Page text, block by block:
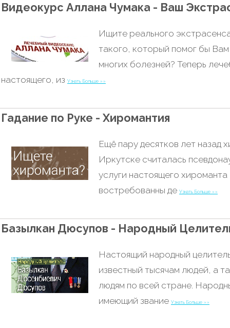
Видеокурс Аллана Чумака - Ваш
Ищите реального
такого, который помог бы Вам
многих болезней? Теперь
настоящего, из Узнать Больше »»
Гадание по Руке - Хиромантия
Ещё пару десятков лет назад
Иркутске считалась
услуги настоящего
востребованны де Узнать Больше »»
Базылкан Дюсупов - Народный
Настоящий народный
известный тысячам людей, а
людям по всей стране.
имеющий звание Узнать Больше »»